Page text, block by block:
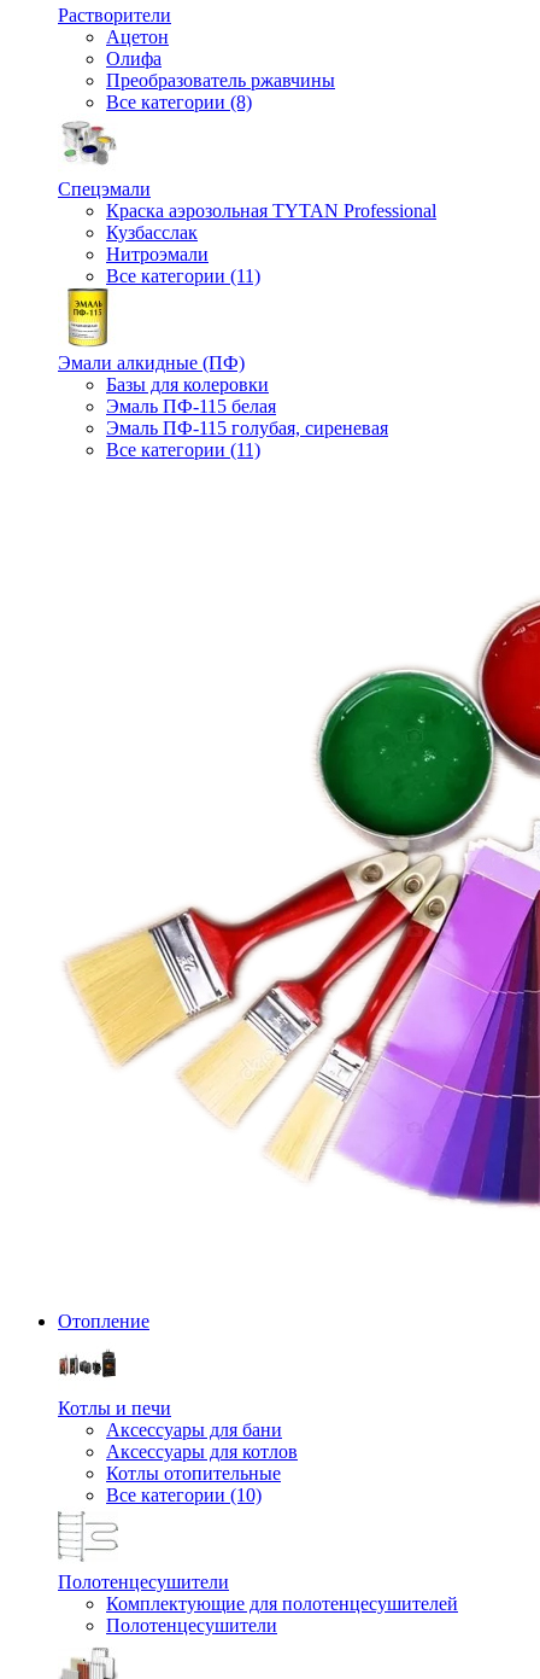
Растворители
Ацетон
Олифа
Преобразователь ржавчины
Все категории (8)
Спецэмали
Краска аэрозольная TYTAN Professional
Кузбасслак
Нитроэмали
Все категории (11)
Эмали алкидные (ПФ)
Базы для колеровки
Эмаль ПФ-115 белая
Эмаль ПФ-115 голубая, сиреневая
Все категории (11)
Отопление
Котлы и печи
Аксессуары для бани
Аксессуары для котлов
Котлы отопительные
Все категории (10)
Полотенцесушители
Комплектующие для полотенцесушителей
Полотенцесушители